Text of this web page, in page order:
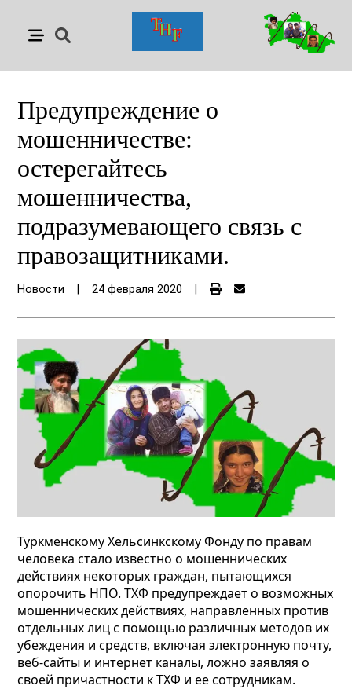
Предупреждение о
мошенничестве:
остерегайтесь
мошенничества,
подразумевающего связь с
правозащитниками.
Новости 24 февраля 2020
Туркменскому Хельсинкскому Фонду по правам
человека стало известно о мошеннических
действиях некоторых граждан, пытающихся
опорочить НПО. ТХФ предупреждает о возможных
мошеннических действиях, направленных против
отдельных лиц с помощью различных методов их
убеждения и средств, включая электронную почту,
веб-сайты и интернет каналы, ложно заявляя о
своей причастности к ТХФ и ее сотрудникам.